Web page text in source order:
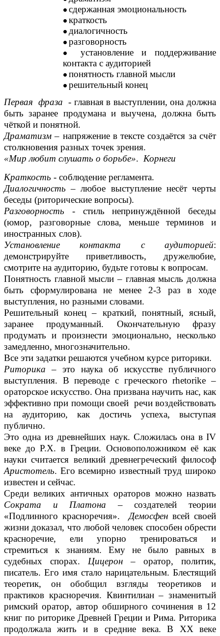
сдержанная эмоциональность
краткость
диалогичность
разговорность
установление и поддерживание
контакта с аудиторией
понятность главной мысли
решительный конец
Первая фраза - главная в выступлении, она должна
быть заранее продумана и выучена, должна быть
чёткой и понятной.
Драматизм – напряжение в тексте создаётся за счёт
столкновения разных точек зрения.
«Мир любит слушать о борьбе». Корнеги
Краткость - соблюдение регламента.
Диалогичность – любое выступление несёт черты
беседы (риторические вопросы).
Разговорность - стиль непринуждённой беседы
(юмор, разговорные слова, меньше терминов и
иностранных слов).
Установление контакта с аудиторией:
демонстрируйте приветливость, дружелюбие,
смотрите на аудиторию, будьте готовы к вопросам.
Понятность главной мысли – главная мысль должна
быть сформулирована не менее 2-3 раз в ходе
выступления, но разными словами.
Решительный конец – краткий, понятный, ясный,
заранее продуманный. Окончательную фразу
продумать и произнести эмоционально, несколько
замедленно, многозначительно.
Все эти задатки решаются учебном курсе риторики.
Риторика– это наука об искусстве публичного
выступления. В переводе с греческого rhetorike –
ораторское искусство. Она призвана научить нас, как
эффективно при помощи своей речи воздействовать
на аудиторию, как достичь успеха, выступая
публично.
Это одна из древнейших наук. Сложилась она в IV
веке до Р.Х. в Греции. Основоположником её как
науки считается великий древнегреческий философ
Аристотель. Его всемирно известный труд широко
известен и сейчас.
Среди великих античных ораторов можно назвать
Сократа и Платона – создателей теории
«Подлинного красноречия». Демосфен всей своей
жизни доказал, что любой человек способен обрести
красноречие, ели упорно тренироваться и
стремиться к знаниям. Ему не было равных в
судебных спорах. Цицерон – оратор, политик,
писатель. Его имя стало нарицательным. Блестящий
теоретик, он обобщил взгляды теоретиков и
практиков красноречия. Квинтилиан – знаменитый
римский оратор, автор обширного сочинения в 12
книг по риторике Древней Греции и Рима. Риторика
продолжала жить и в средние века. В XX веке